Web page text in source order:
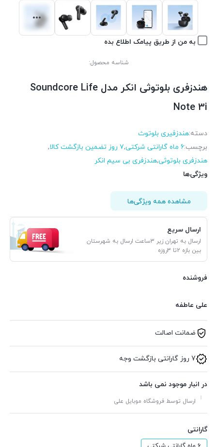
به من از طریق پیامک اطلاع بده
شناسه محصول:
هندزفری بلوتوثی انکر مدل Soundcore Life
Note 3i
دسته:هندزفیری بلوتوث
برچسب:6 ماه گارانتی شرکتی ,۷ روز تضمین بازگشت کالا
,
هندزفری بلوتوثی,هندزفری بی سیم انکر
ویژگی‌ها
مشاهده همه ویژگی‌ها
ارسال سریع
ارسال به تهران زیر 3ساعت ارسال به شهرستان
بین بازه 2تا 3روزه
فروشنده
علی عاطفه
ضمانت اصالت
7 روز گارانتی بازگشت وجه
در انبار موجود نمی باشد
ارسال توسط فروشگاه موبایل علی
گارانتی